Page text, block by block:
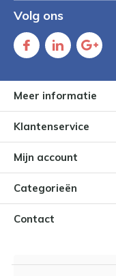
Volg ons
Meer informatie
Klantenservice
Mijn account
Categorieën
Contact